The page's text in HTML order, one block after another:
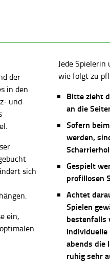
der
in den
und
sich
ein,
Jede
wie folgt zu
Bitte zieht
an die
Sofern
werden,
Gespielt
profillosen
Achtet
Spielen
bestenfalls
individuelle
abends die
ruhig sehr